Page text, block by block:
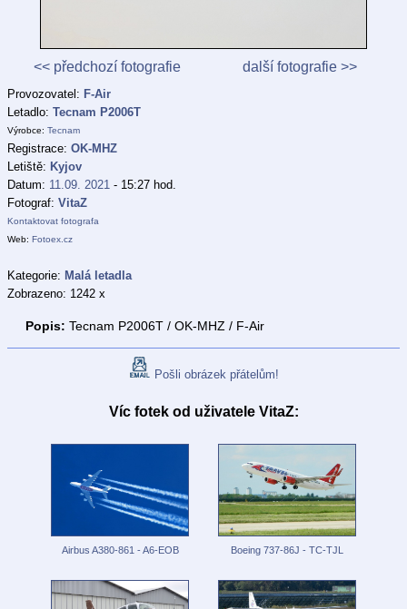
<< předchozí fotografie další fotografie >>
Provozovatel: F-Air
Letadlo: Tecnam P2006T
Výrobce: Tecnam
Registrace: OK-MHZ
Letiště: Kyjov
Datum: 11.09. 2021 - 15:27 hod.
Fotograf: VitaZ
Kontaktovat fotografa
Web: Fotoex.cz
Kategorie: Malá letadla
Zobrazeno: 1242 x
Popis: Tecnam P2006T / OK-MHZ / F-Air
Pošli obrázek přátelům!
Víc fotek od uživatele VitaZ:
Airbus A380-861 - A6-EOB Boeing 737-86J - TC-TJL